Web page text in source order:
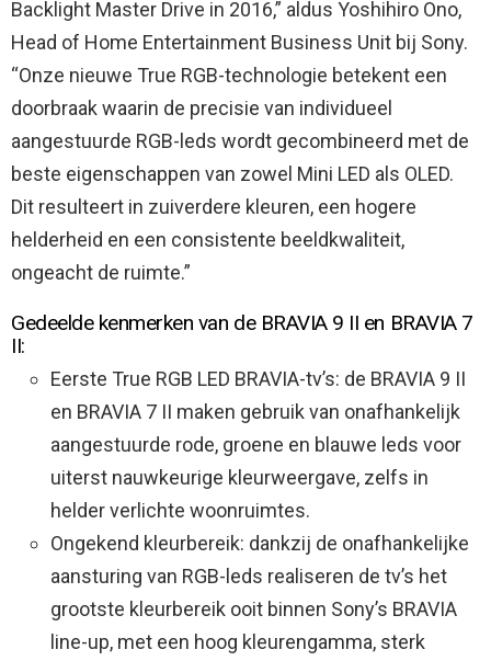
Backlight Master Drive in 2016,” aldus Yoshihiro Ono,
Head of Home Entertainment Business Unit bij Sony.
“Onze nieuwe True RGB-technologie betekent een
doorbraak waarin de precisie van individueel
aangestuurde RGB-leds wordt gecombineerd met de
beste eigenschappen van zowel Mini LED als OLED.
Dit resulteert in zuiverdere kleuren, een hogere
helderheid en een consistente beeldkwaliteit,
ongeacht de ruimte.”
Gedeelde kenmerken van de BRAVIA 9 II en BRAVIA 7
II:
Eerste True RGB LED BRAVIA-tv’s: de BRAVIA 9 II
en BRAVIA 7 II maken gebruik van onafhankelijk
aangestuurde rode, groene en blauwe leds voor
uiterst nauwkeurige kleurweergave, zelfs in
helder verlichte woonruimtes.
Ongekend kleurbereik: dankzij de onafhankelijke
aansturing van RGB-leds realiseren de tv’s het
grootste kleurbereik ooit binnen Sony’s BRAVIA
line-up, met een hoog kleurengamma, sterk